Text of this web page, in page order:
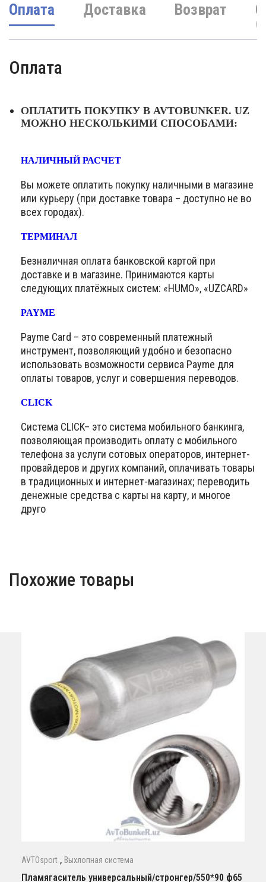
Оплата Доставка Возврат
Оплата
ОПЛАТИТЬ ПОКУПКУ В AVTOBUNKER. UZ
МОЖНО НЕСКОЛЬКИМИ СПОСОБАМИ:
НАЛИЧНЫЙ РАСЧЕТ
Вы можете оплатить покупку наличными в магазине
или курьеру (при доставке товара – доступно не во
всех городах).
ТЕРМИНАЛ
Безналичная оплата банковской картой при
доставке и в магазине. Принимаются карты
следующих платёжных систем: «HUMO», «UZCARD»
PAYME
Payme Card – это современный платежный
инструмент, позволяющий удобно и безопасно
использовать возможности сервиса Payme для
оплаты товаров, услуг и совершения переводов.
CLICK
Система CLICK– это система мобильного банкинга,
позволяющая производить оплату с мобильного
телефона за услуги сотовых операторов, интернет-
провайдеров и других компаний, оплачивать товары
в традиционных и интернет-магазинах; переводить
денежные средства с карты на карту, и многое
друго
Похожие товары
AVTOsport , Выхлопная система
Пламягаситель универсальный/стронгер/550*90 ф65